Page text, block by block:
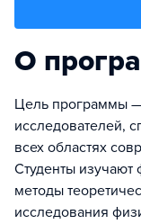
О
Цель программы
исследователей,
всех областях
Студенты
методы
исследования